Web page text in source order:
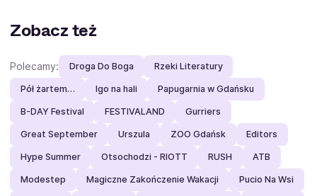
Zobacz też
Polecamy: Droga Do Boga Rzeki Literatury
Pół żartem… Igo na hali Papugarnia w Gdańsku
B-DAY Festival FESTIVALAND Gurriers
Great September Urszula ZOO Gdańsk Editors
Hype Summer Otsochodzi - RIOTT RUSH ATB
Modestep Magiczne Zakończenie Wakacji Pucio Na Wsi